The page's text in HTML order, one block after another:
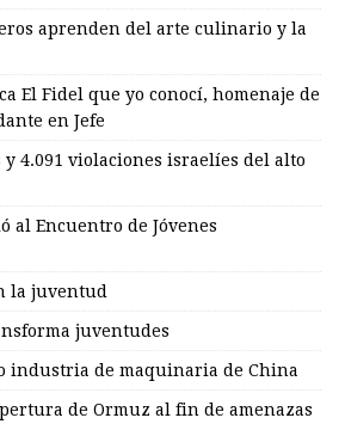
aprenden del arte culinario y la
El Fidel que yo conocí, homenaje de
en Jefe
y 4.091 violaciones israelíes del alto
al Encuentro de Jóvenes
la juventud
juventudes
industria de maquinaria de China
de Ormuz al fin de amenazas